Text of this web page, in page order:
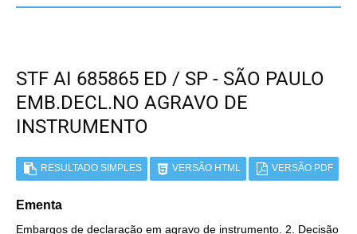
STF AI 685865 ED / SP - SÃO PAULO
EMB.DECL.NO AGRAVO DE
INSTRUMENTO
RESULTADO SIMPLES VERSÃO HTML VERSÃO PDF
Ementa
Embargos de declaração em agravo de instrumento. 2. Decisão